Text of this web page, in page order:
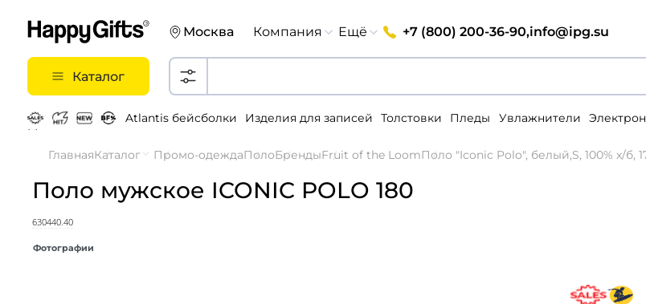
Москва Компания Ещё +7 (800) 200-36-90,info@ipg.su
Каталог
Atlantis бейсболки Изделия для записей Толстовки Пледы Увлажнители
Металлические ручки
ГлавнаяКаталог Промо-одеждаПолоБрендыFruit of the LoomПоло "Iconic Polo", белый,S, 100% х/б,
Поло мужское ICONIC POLO 180
630440.40
Фотографии